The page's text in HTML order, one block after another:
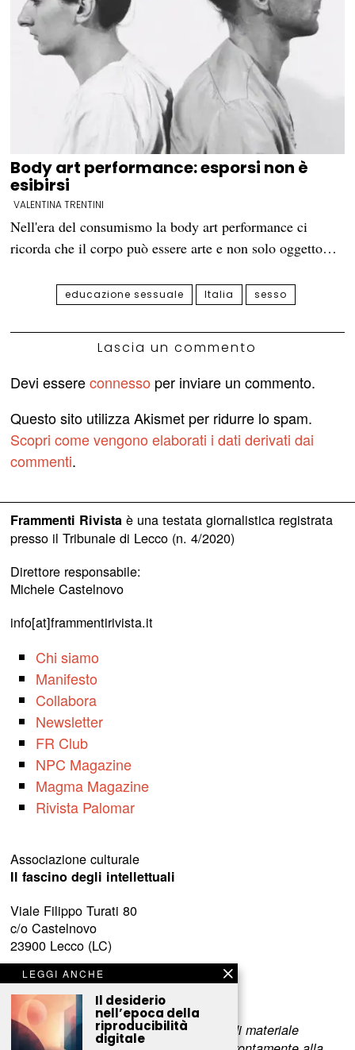
Body art performance: esporsi non è
esibirsi
VALENTINA TRENTINI
Nell'era del consumismo la body art performance ci
ricorda che il corpo può essere arte e non solo oggetto…
educazione sessuale Italia sesso
Lascia un commento
Devi essereconnesso per inviare un commento.
Questo sito utilizza Akismet per ridurre lo spam.
Scopri come vengono elaborati i dati derivati dai
commenti.
Frammenti Rivistaè una testata giornalistica registrata
presso il Tribunale di Lecco (n. 4/2020)
Direttore responsabile:
Michele Castelnovo
info[at]frammentirivista.it
Chi siamo
Manifesto
Collabora
Newsletter
FR Club
NPC Magazine
Magma Magazine
Rivista Palomar
Associazione culturale
Il fascino degli intellettuali
Viale Filippo Turati 80
c/o Castelnovo
23900 Lecco (LC)
www.fascinointellettuali.it
info[at]fascinointellettuali.it
Per segnalare eventuali errori nell’uso di materiale
LEGGI ANCHE
Il desiderio
nell’epoca della
riproducibilità
digitale